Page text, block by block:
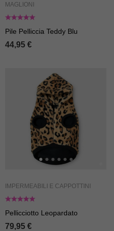
MAGLIONI
Pile Pelliccia Teddy Blu
44,95 €
IMPERMEABILI E CAPPOTTINI
Pellicciotto Leopardato
79,95 €